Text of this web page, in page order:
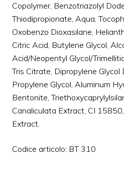
Copolymer, Benzotriazolyl
Thiodipropionate, Aqua,
Oxobenzo Dioxasilane,
Citric Acid, Butylene Glycol,
Acid/Neopentyl Glycol/
Tris Citrate, Dipropylene
Propylene Glycol, Aluminum
Bentonite,
Canaliculata Extract, CI
Extract.
Codice articolo: BT 310